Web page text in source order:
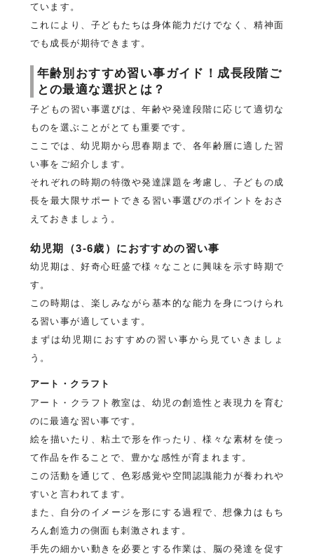
ています。
これにより、子どもたちは身体能力だけでなく、精神面
でも成長が期待できます。
年齢別おすすめ習い事ガイド！成長段階ご
との最適な選択とは？
子どもの習い事選びは、年齢や発達段階に応じて適切な
ものを選ぶことがとても重要です。
ここでは、幼児期から思春期まで、各年齢層に適した習
い事をご紹介します。
それぞれの時期の特徴や発達課題を考慮し、子どもの成
長を最大限サポートできる習い事選びのポイントをおさ
えておきましょう。
幼児期（3-6歳）におすすめの習い事
幼児期は、好奇心旺盛で様々なことに興味を示す時期で
す。
この時期は、楽しみながら基本的な能力を身につけられ
る習い事が適しています。
まずは幼児期におすすめの習い事から見ていきましょ
う。
アート・クラフト
アート・クラフト教室は、幼児の創造性と表現力を育む
のに最適な習い事です。
絵を描いたり、粘土で形を作ったり、様々な素材を使っ
て作品を作ることで、豊かな感性が育まれます。
この活動を通じて、色彩感覚や空間認識能力が養われや
すいと言われてます。
また、自分のイメージを形にする過程で、想像力はもち
ろん創造力の側面も刺激されます。
手先の細かい動きを必要とする作業は、脳の発達を促す